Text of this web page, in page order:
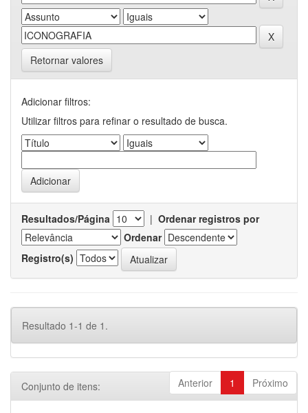
Retornar valores
Adicionar filtros:
Utilizar filtros para refinar o resultado de busca.
Resultados/Página | Ordenar registros por
Ordenar
Registro(s)
Resultado 1-1 de 1.
Anterior 1 Próximo
Conjunto de itens: